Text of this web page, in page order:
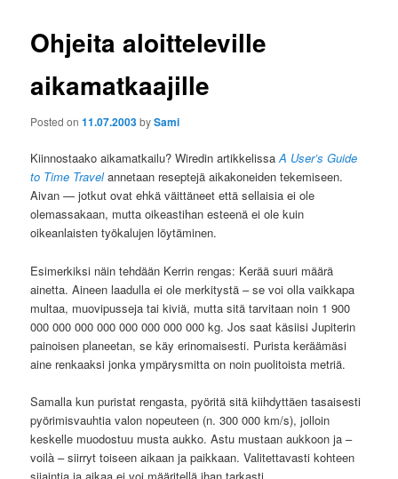
Ohjeita aloitteleville
aikamatkaajille
Posted on11.07.2003bySami
Kiinnostaako aikamatkailu? Wiredin artikkelissaA User’s Guide
to Time Travelannetaan reseptejä aikakoneiden tekemiseen.
Aivan — jotkut ovat ehkä väittäneet että sellaisia ei ole
olemassakaan, mutta oikeastihan esteenä ei ole kuin
oikeanlaisten työkalujen löytäminen.
Esimerkiksi näin tehdään Kerrin rengas: Kerää suuri määrä
ainetta. Aineen laadulla ei ole merkitystä – se voi olla vaikkapa
multaa, muovipusseja tai kiviä, mutta sitä tarvitaan noin 1 900
000 000 000 000 000 000 000 000 kg. Jos saat käsiisi Jupiterin
painoisen planeetan, se käy erinomaisesti. Purista keräämäsi
aine renkaaksi jonka ympärysmitta on noin puolitoista metriä.
Samalla kun puristat rengasta, pyöritä sitä kiihdyttäen tasaisesti
pyörimisvauhtia valon nopeuteen (n. 300 000 km/s), jolloin
keskelle muodostuu musta aukko. Astu mustaan aukkoon ja –
voilà – siirryt toiseen aikaan ja paikkaan. Valitettavasti kohteen
sijaintia ja aikaa ei voi määritellä ihan tarkasti.